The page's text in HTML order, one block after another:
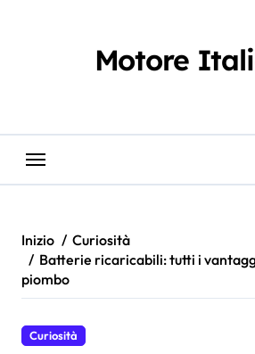
Motore
Inizio
Curiosità
Batterie ricaricabili: tutti i
piombo
Curiosità